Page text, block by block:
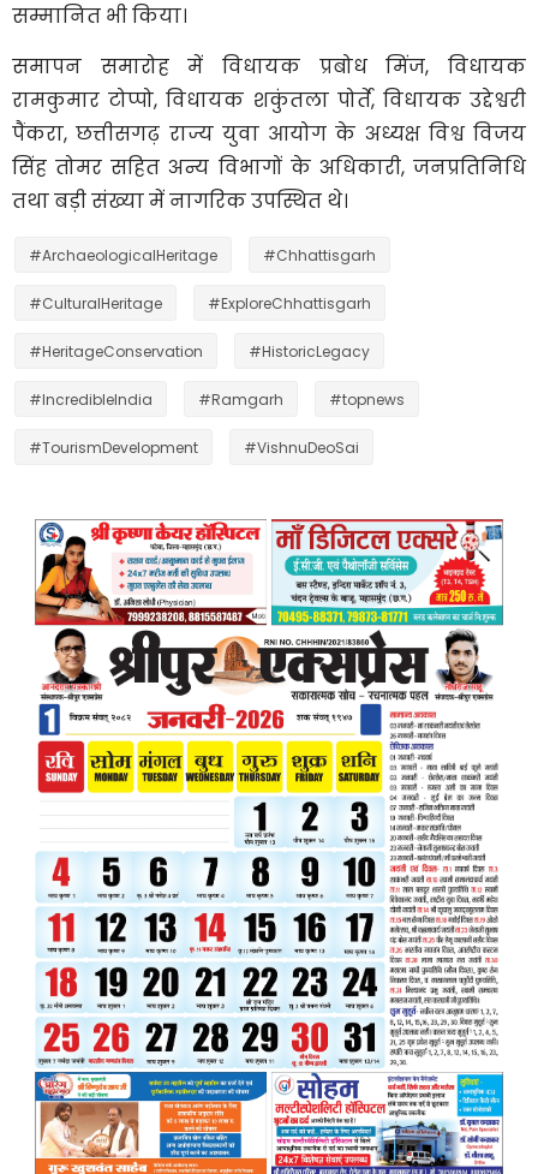
सम्मानित भी किया।
समापन समारोह में विधायक प्रबोध मिंज, विधायक
रामकुमार टोप्पो, विधायक शकुंतला पोर्ते, विधायक उद्देश्वरी
पैंकरा, छत्तीसगढ़ राज्य युवा आयोग के अध्यक्ष विश्व विजय
सिंह तोमर सहित अन्य विभागों के अधिकारी, जनप्रतिनिधि
तथा बड़ी संख्या में नागरिक उपस्थित थे।
#ArchaeologicalHeritage #Chhattisgarh
#CulturalHeritage #ExploreChhattisgarh
#HeritageConservation #HistoricLegacy
#IncredibleIndia #Ramgarh #topnews
#TourismDevelopment #VishnuDeoSai